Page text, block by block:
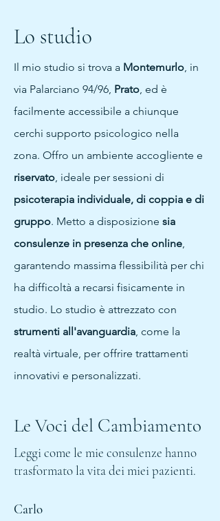
Lo studio
Il mio studio si trova a Montemurlo, in
via Palarciano 94/96, Prato, ed è
facilmente accessibile a chiunque
cerchi supporto psicologico nella
zona. Offro un ambiente accogliente e
riservato, ideale per sessioni di
psicoterapia individuale, di coppia e di
gruppo. Metto a disposizione sia
consulenze in presenza che online,
garantendo massima flessibilità per chi
ha difficoltà a recarsi fisicamente in
studio. Lo studio è attrezzato con
strumenti all'avanguardia, come la
realtà virtuale, per offrire trattamenti
innovativi e personalizzati.
Le Voci del Cambiamento
Leggi come le mie consulenze hanno
trasformato la vita dei miei pazienti.
Carlo